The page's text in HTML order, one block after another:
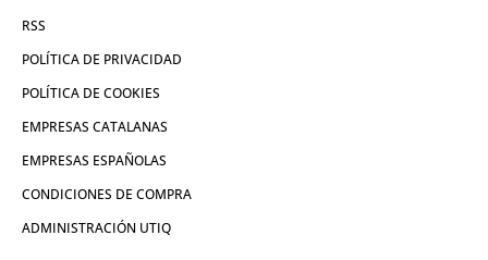
RSS
POLÍTICA DE PRIVACIDAD
POLÍTICA DE COOKIES
EMPRESAS CATALANAS
EMPRESAS ESPAÑOLAS
CONDICIONES DE COMPRA
ADMINISTRACIÓN UTIQ